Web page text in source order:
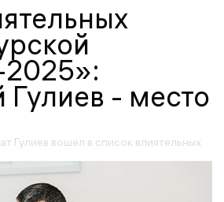
- место
Гулиев вошел в список влиятельных